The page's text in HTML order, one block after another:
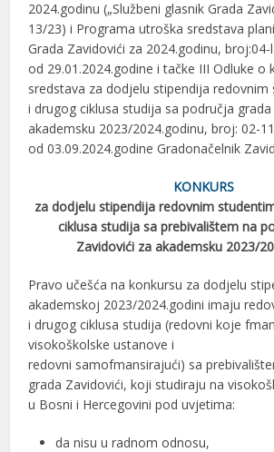
2024.godinu („Službeni glasnik Grada
13/23) i Programa utroška sredstava
Grada Zavidovići za 2024.godinu,
od 29.01.2024.godine i tačke III Odluke o
sredstava za dodjelu stipendija
i drugog ciklusa studija sa područja
akademsku 2023/2024.godinu, broj: 02-
od 03.09.2024.godine Gradonačelnik
KONKURS
za dodjelu stipendija redovnim
ciklusa studija sa prebivalištem na
Zavidovići za akademsku 2023/
Pravo učešća na konkursu za dodjelu
akademskoj 2023/2024.godini imaju
i drugog ciklusa studija (redovni koje
visokoškolske ustanove i
redovni samofmansirajući) sa
grada Zavidovići, koji studiraju na
u Bosni i Hercegovini pod uvjetima:
da nisu u radnom odnosu,